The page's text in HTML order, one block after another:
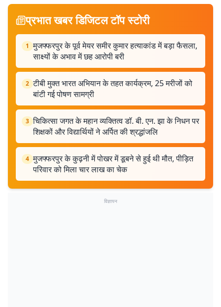
प्रभात खबर डिजिटल टॉप स्टोरी
1 मुजफ्फरपुर के पूर्व मेयर समीर कुमार हत्याकांड में बड़ा फैसला,
साक्ष्यों के अभाव में छह आरोपी बरी
2 टीबी मुक्त भारत अभियान के तहत कार्यक्रम, 25 मरीजों को
बांटी गई पोषण सामग्री
3 चिकित्सा जगत के महान व्यक्तित्व डॉ. बी. एन. झा के निधन पर
शिक्षकों और विद्यार्थियों ने अर्पित की श्रद्धांजलि
4 मुजफ्फरपुर के कुढ़नी में पोखर में डूबने से हुई थी मौत, पीड़ित
परिवार को मिला चार लाख का चेक
विज्ञापन